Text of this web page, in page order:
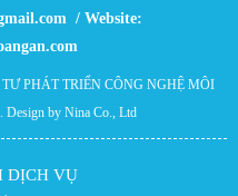
/ Website:
PHÁT TRIỂN CÔNG NGHỆ MÔI
. Design by Nina Co., Ltd
DỊCH VỤ